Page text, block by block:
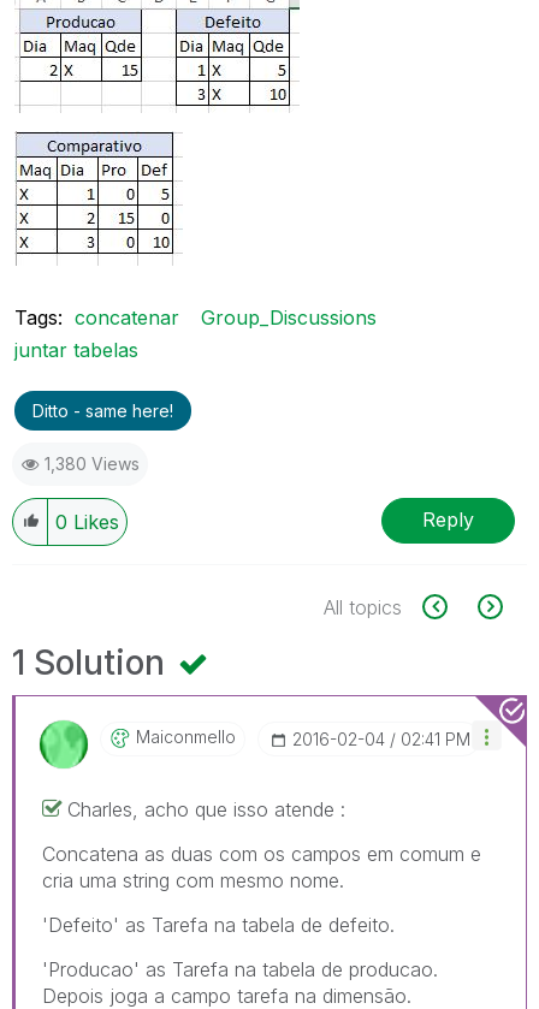
Tags: concatenar
Group_Discussions
juntar tabelas
Ditto - same here!
1,380 Views
0 Likes Reply
All topics
1 Solution
Maiconmello ‎2016-02-04 02:41 PM
Charles, acho que isso atende :
Concatena as duas com os campos em comum e
cria uma string com mesmo nome.
'Defeito' as Tarefa na tabela de defeito.
'Producao' as Tarefa na tabela de producao.
Depois joga a campo tarefa na dimensão.